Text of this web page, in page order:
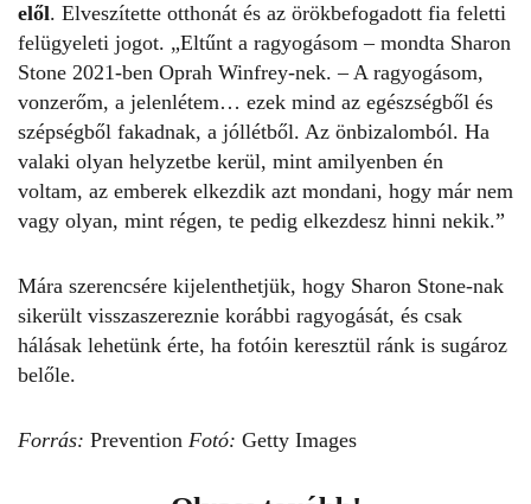
elől. Elveszítette otthonát és az örökbefogadott fia feletti
felügyeleti jogot. „Eltűnt a ragyogásom – mondta Sharon
Stone 2021-ben Oprah Winfrey-nek. – A ragyogásom,
vonzerőm, a jelenlétem… ezek mind az egészségből és
szépségből fakadnak, a jóllétből. Az önbizalomból. Ha
valaki olyan helyzetbe kerül, mint amilyenben én
voltam, az emberek elkezdik azt mondani, hogy már nem
vagy olyan, mint régen, te pedig elkezdesz hinni nekik.”
Mára szerencsére kijelenthetjük, hogy Sharon Stone-nak
sikerült visszaszereznie korábbi ragyogását, és csak
hálásak lehetünk érte, ha fotóin keresztül ránk is sugároz
belőle.
Forrás: Prevention Fotó: Getty Images